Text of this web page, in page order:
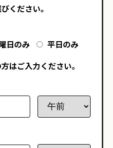
ください。
日のみ
平日のみ
はご入力ください。